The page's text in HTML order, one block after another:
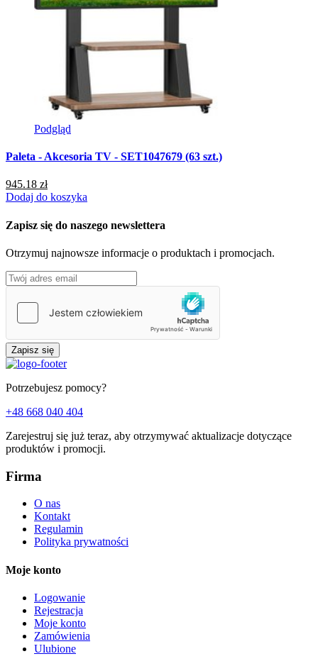
Podgląd
Paleta - Akcesoria TV - SET1047679 (63 szt.)
945.18 zł
Dodaj do koszyka
Zapisz się do naszego newslettera
Otrzymuj najnowsze informacje o produktach i promocjach.
Zapisz się
Potrzebujesz pomocy?
+48 668 040 404
Zarejestruj się już teraz, aby otrzymywać aktualizacje dotyczące
produktów i promocji.
Firma
O nas
Kontakt
Regulamin
Polityka prywatności
Moje konto
Logowanie
Rejestracja
Moje konto
Zamówienia
Ulubione